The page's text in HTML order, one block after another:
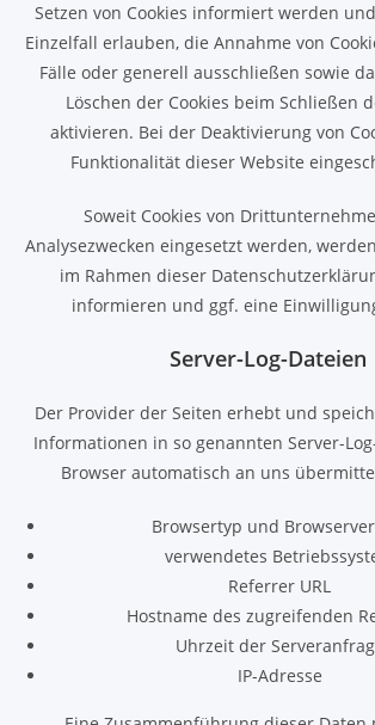
Setzen von Cookies informiert werden
Einzelfall erlauben, die Annahme von
Fälle oder generell ausschließen sowie
Löschen der Cookies beim Schließen
aktivieren. Bei der Deaktivierung von
Funktionalität dieser Website
Soweit Cookies von
Analysezwecken eingesetzt werden,
im Rahmen dieser
informieren und ggf. eine
Server-Log-Dateien
Der Provider der Seiten erhebt und
Informationen in so genannten Server-
Browser automatisch an uns
Browsertyp und
verwendetes
Referrer URL
Hostname des zugreifenden
Uhrzeit der
IP-Adresse